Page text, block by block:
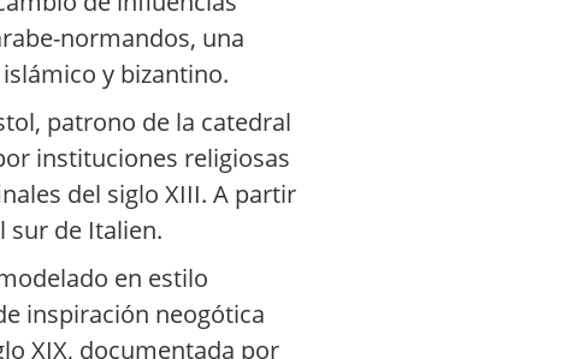
normandos, una
y bizantino.
patrono de la catedral
instituciones religiosas
del siglo XIII. A partir
sur de Italien.
en estilo
inspiración neogótica
XIX, documentada por